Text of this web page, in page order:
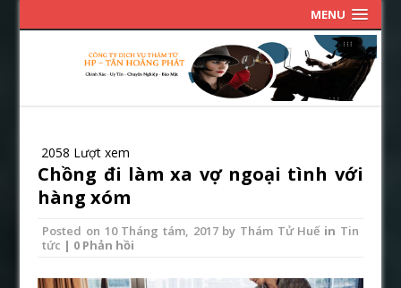
MENU
2058 Lượt xem
Chồng đi làm xa vợ ngoại tình với
hàng xóm
Posted on 10 Tháng tám, 2017by Thám Tử Huếin Tin
tức | 0 Phản hồi